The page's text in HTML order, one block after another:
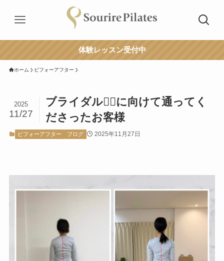
体験レッスン受付中
ホーム ビフォーアフター
ブライダル👰‍♀️に向けて通ってく
ださったお客様
2025
11/27
ビフォーアフター ブログ 2025年11月27日